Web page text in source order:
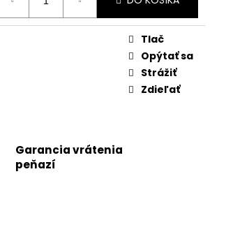
Tlač
Opýtať sa
Strážiť
Zdieľať
Garancia vrátenia
peňazí